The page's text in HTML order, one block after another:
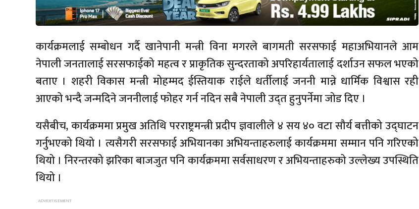
कार्यक्रमलाई सम्बोधन गर्दै खानेपानी मन्त्री विना मगरले बागमती सरसफाई महाअभियानले आम
नेपाली जनतालाई सरसफाईको महत्व र प्राकृतिक सुन्दरताको अपरिहार्यतालाई दर्शाउन सफल भएको
बताए । शहरी विकास मन्त्री मोहम्मद ईस्तियाक राईले धर्तीलाई जननी मान्ने धार्मिक विश्वास रही
आएको भन्दै जन्मदिने जननीलाई फोहर गर्न नदिन सबै नेपाली उद्त हुनुपर्नेमा जोड दिए ।
यसैबीच, कार्यक्रममा प्रमुख अतिथि परराष्ट्रमन्त्री प्रदीप ज्ञवालीले ४ सय ४० वटा सौर्य बत्तीको उद्घाटन
गर्नुभएको थियो । त्यसैगरी सरसफाई अभियानका अभियन्ताहरुलाई कार्यक्रममा सम्मान पनि गरिएको
थियो । निरन्तरको झरिका बाजजुत पनि कार्यक्रममा सर्वसाधरण र अभियन्ताहरुको उल्लेख्य उपस्थिति
थियो ।